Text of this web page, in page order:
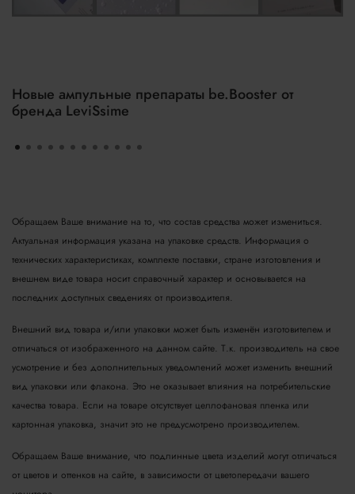
Новые ампульные препараты be.Booster от
бренда LeviSsime
Обращаем Ваше внимание на то, что состав средства может измениться.
Актуальная информация указана на упаковке средств. Информация о
технических характеристиках, комплекте поставки, стране изготовления и
внешнем виде товара носит справочный характер и основывается на
последних доступных сведениях от производителя.
Внешний вид товара и/или упаковки может быть изменён изготовителем и
отличаться от изображенного на данном сайте. Т.к. производитель на свое
усмотрение и без дополнительных уведомлений может изменить внешний
вид упаковки или флакона. Это не оказывает влияния на потребительские
качества товара. Если на товаре отсутствует целлофановая пленка или
картонная упаковка, значит это не предусмотрено производителем.
Обращаем Ваше внимание, что подлинные цвета изделий могут отличаться
от цветов и оттенков на сайте, в зависимости от цветопередачи вашего